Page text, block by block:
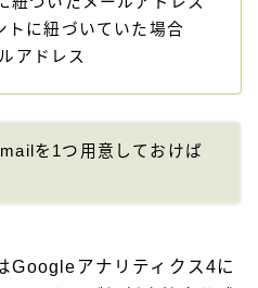
に紐づいていた場合
アドレス
を1つ用意しておけば
Googleアナリティクス4に